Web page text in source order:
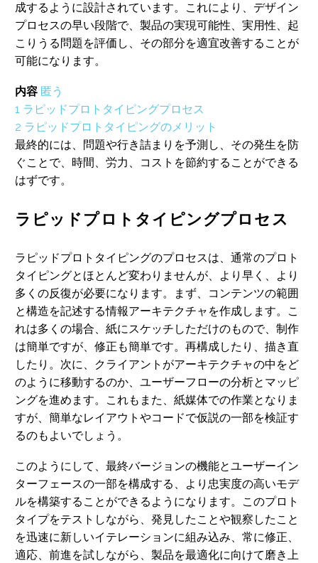
成するように設計されています。これにより、デザイン
プロセスの早い段階で、製品の実現可能性、実用性、起
こりうる問題を評価し、その部分を適宜改善することが
可能になります。
内容 匿う
1 ラピッドプロトタイピングプロセス
2 ラピッドプロトタイピングのメリット
最終的には、問題や行き詰まりを予測し、その発生を防
ぐことで、時間、労力、コストを節約することができる
はずです。
ラピッドプロトタイピングプロセス
ラピッドプロトタイピングのプロセスは、通常のプロト
タイピングとほとんど変わりませんが、より早く、より
多くの反復が必要になります。まず、コンテンツの範囲
と構造を記述する情報アーキテクチャを作成します。こ
れは多くの場合、紙にスケッチしただけのもので、制作
は簡単ですが、修正も簡単です。再構成したり、描き直
したり。次に、クライアントがアーキテクチャの中をど
のように移動するのか、ユーザーフローの分析とマッピ
ングを進めます。これもまた、紙媒体での作業となりま
すが、簡単なレイアウトやコードで仮説の一部を検証す
るのもよいでしょう。
このようにして、最終バージョンの機能とユーザーイン
ターフェースの一部を構成する、より忠実度の高いモデ
ルを構築することができるようになります。このプロト
タイプをテストしながら、発見したことや観察したこと
を迅速に新しいイテレーションに組み込み、常に修正、
適応、前進を試しながら、製品を最適化に向けて磨き上